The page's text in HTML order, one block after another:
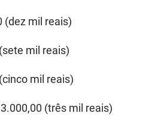
(dez mil reais)
mil reais)
mil reais)
(três mil reais)